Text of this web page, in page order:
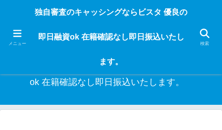
独自審査のフリーローンならビスタなら24時間365日 在籍確認なしで借りれる
な入用があっても安心！融資率97％！仕事をしている人ならブラックでも給料
日返済の１ヶ月融資で借りられるから安心！
独自審査のキャッシングならビスタ 優良の即日融資
ok 在籍確認なし即日振込いたします。
メニュー
独自審査のキャッシングならビスタ 優良の
即日融資ok 在籍確認なし即日振込いたし
ます。
検索